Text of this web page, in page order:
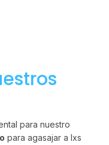
para nuestro
para agasajar a lxs